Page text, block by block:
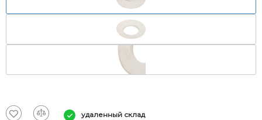
удаленный склад